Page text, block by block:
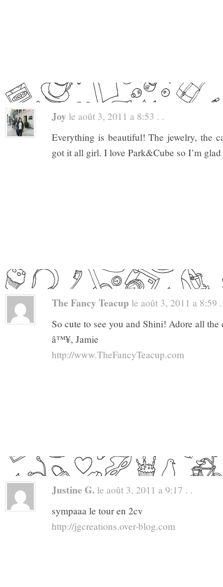
Joy le août 3, 2011 a 8:53 . .
Everything is beautiful! The jewelry, the
got it all girl. I love Park&Cube so I’m
The Fancy Teacup le août 3, 2011 a 8:59
So cute to see you and Shini! Adore all
â™¥, Jamie
http://www.TheFancyTeacup.com
Justine G. le août 3, 2011 a 9:17 . .
sympaaa le tour en 2cv
http://jgcreations.over-blog.com